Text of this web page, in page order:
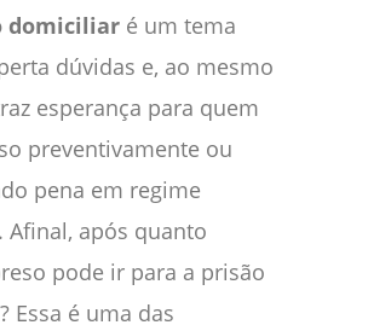
domiciliar é um tema
dúvidas e, ao mesmo
esperança para quem
preventivamente ou
pena em regime
Afinal, após quanto
pode ir para a prisão
Essa é uma das